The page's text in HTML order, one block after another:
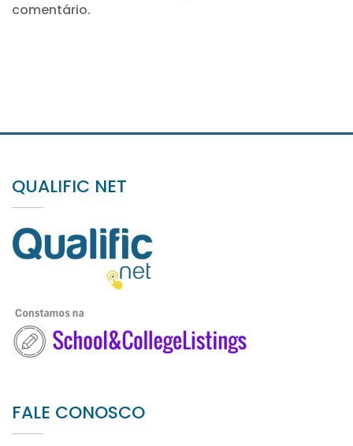
comentário.
QUALIFIC NET
FALE CONOSCO